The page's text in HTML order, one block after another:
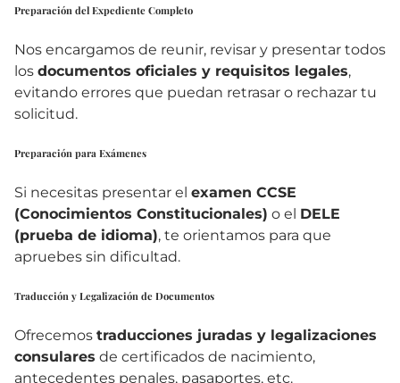
Preparación del Expediente Completo
Nos encargamos de reunir, revisar y presentar todos
los documentos oficiales y requisitos legales,
evitando errores que puedan retrasar o rechazar tu
solicitud.
Preparación para Exámenes
Si necesitas presentar el examen CCSE
(Conocimientos Constitucionales) o el DELE
(prueba de idioma), te orientamos para que
apruebes sin dificultad.
Traducción y Legalización de Documentos
Ofrecemos traducciones juradas y legalizaciones
consulares de certificados de nacimiento,
antecedentes penales, pasaportes, etc.